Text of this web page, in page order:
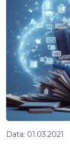
Data: 01.03.2021